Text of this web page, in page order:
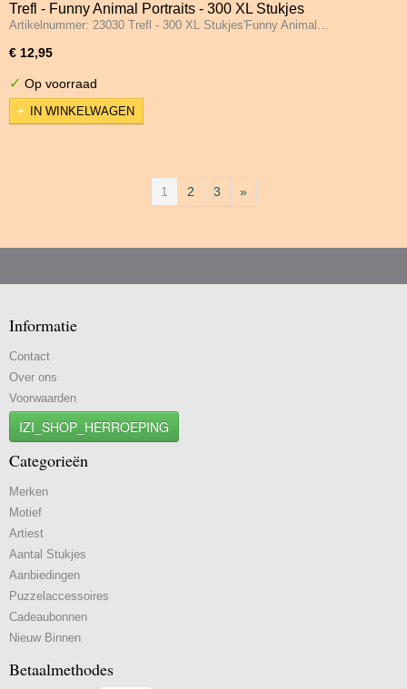
Trefl - Funny Animal Portraits - 300 XL Stukjes
Artikelnummer: 23030 Trefl - 300 XL Stukjes'Funny Animal…
€ 12,95
✓ Op voorraad
IN WINKELWAGEN
1 2 3 »
Informatie
Contact
Over ons
Voorwaarden
IZI_SHOP_HERROEPING
Categorieën
Merken
Motief
Artiest
Aantal Stukjes
Aanbiedingen
Puzzelaccessoires
Cadeaubonnen
Nieuw Binnen
Betaalmethodes